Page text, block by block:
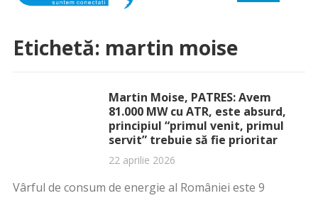
Etichetă: martin moise
Martin Moise, PATRES: Avem
81.000 MW cu ATR, este absurd,
principiul “primul venit, primul
servit” trebuie să fie prioritar
22 aprilie 2026
Vârful de consum de energie al României este 9